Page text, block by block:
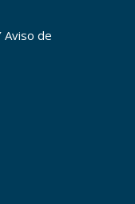
Aviso de